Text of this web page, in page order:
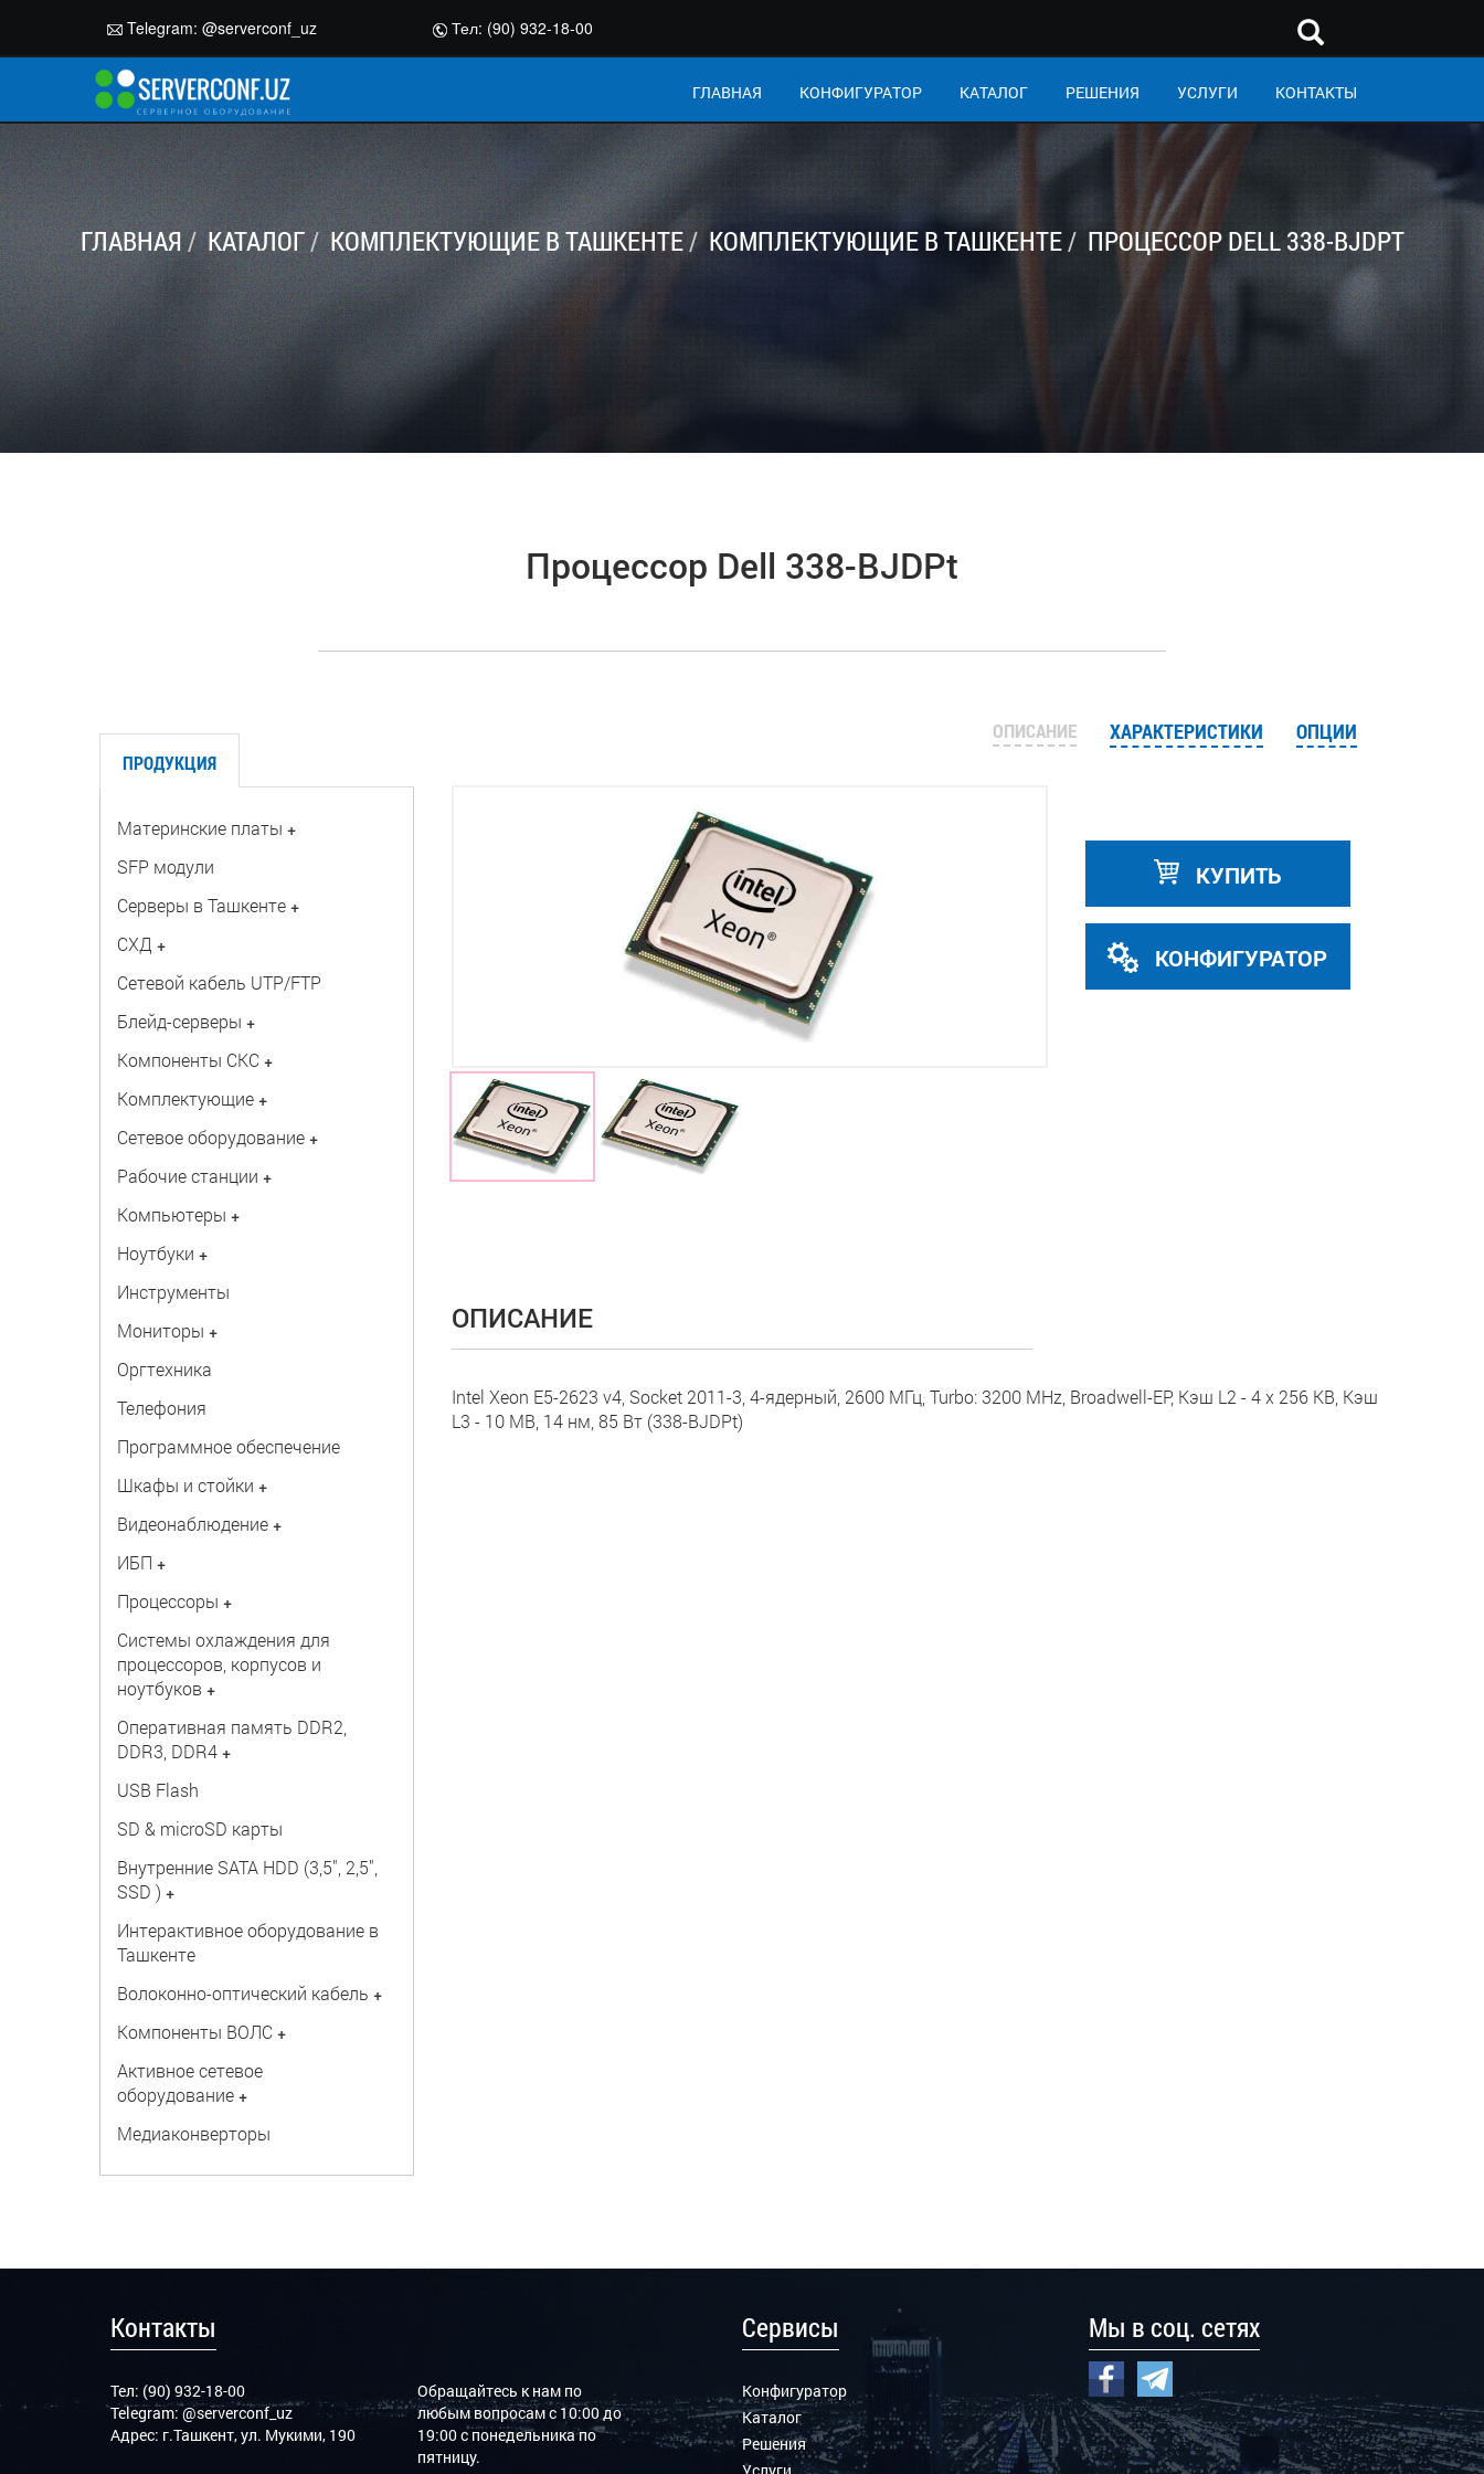
Telegram: @serverconf_uz Тел: (90) 932-18-00
ГЛАВНАЯ КОНФИГУРАТОР КАТАЛОГ РЕШЕНИЯ УСЛУГИ КОНТАКТЫ
ГЛАВНАЯ КАТАЛОГ КОМПЛЕКТУЮЩИЕ В ТАШКЕНТЕ КОМПЛЕКТУЮЩИЕ В ТАШКЕНТЕ ПРОЦЕССОР DELL 338-BJDPT
Процессор Dell 338-BJDPt
ПРОДУКЦИЯ
Материнские платы +
SFP модули
Серверы в Ташкенте +
СХД +
Сетевой кабель UTP/FTP
Блейд-серверы +
Компоненты СКС +
Комплектующие +
Сетевое оборудование +
Рабочие станции +
Компьютеры +
Ноутбуки +
Инструменты
Мониторы +
Оргтехника
Телефония
Программное обеспечение
Шкафы и стойки +
Видеонаблюдение +
ИБП +
Процессоры +
Системы охлаждения для
процессоров, корпусов и
ноутбуков +
Оперативная память DDR2,
DDR3, DDR4 +
USB Flash
SD & microSD карты
Внутренние SATA HDD (3,5", 2,5",
SSD ) +
Интерактивное оборудование в
Ташкенте
Волоконно-оптический кабель +
Компоненты ВОЛС +
Активное сетевое
оборудование +
Медиаконверторы
ОПИСАНИЕ ХАРАКТЕРИСТИКИ ОПЦИИ
КУПИТЬ
КОНФИГУРАТОР
ОПИСАНИЕ
Intel Xeon E5-2623 v4, Socket 2011-3, 4-ядерный, 2600 МГц, Turbo: 3200 MHz, Broadwell-EP, Кэш L2 - 4 x 256 KB, Кэш
L3 - 10 MB, 14 нм, 85 Вт (338-BJDPt)
Контакты
Тел: (90) 932-18-00
Telegram:@serverconf_uz
Адрес: г.Ташкент, ул. Мукими, 190
Обращайтесь к нам по
любым вопросам с 10:00 до
19:00 с понедельника по
пятницу.
Сервисы
Конфигуратор
Каталог
Решения
Мы в соц. сетях